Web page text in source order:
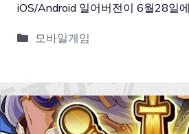
iOS/Android 일어버전이 6월28일
모바일게임